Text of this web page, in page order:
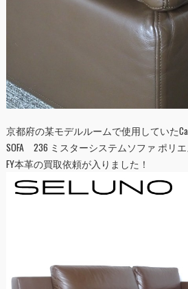
京都府の某モデルルームで使用していた
SOFA 236 ミスターシステムソファ ポリ
FY本革の買取依頼が入りました！